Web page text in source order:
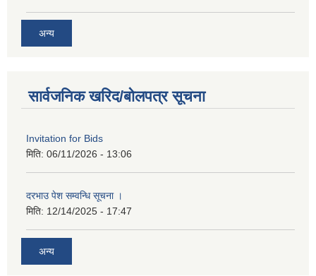
अन्य
सार्वजनिक खरिद/बोलपत्र सूचना
Invitation for Bids
मिति: 06/11/2026 - 13:06
दरभाउ पेश सम्वन्धि सूचना ।
मिति: 12/14/2025 - 17:47
अन्य